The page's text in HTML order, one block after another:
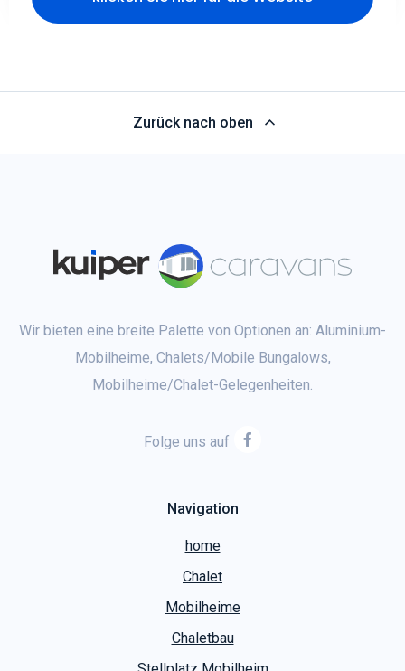
Zurück nach oben
Wir bieten eine breite Palette von Optionen an: Aluminium-
Mobilheime, Chalets/Mobile Bungalows,
Mobilheime/Chalet-Gelegenheiten.
Folge uns auf
Navigation
home
Chalet
Mobilheime
Chaletbau
Stellplatz Mobilheim